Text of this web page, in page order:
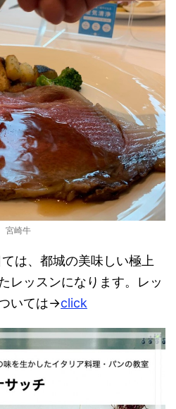
宮崎牛
は、都城の美味しい極上
レッスンになります。レッ
いては→click